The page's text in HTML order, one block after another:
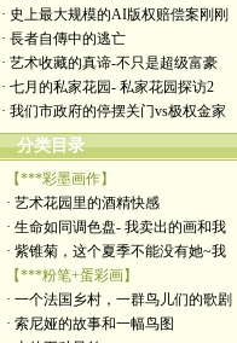
政治转载不一定代表本人意见
艺术博客：https://yimengl.blog
目录中标注星号的为本人艺术原创
· 史上最大规模的AI版权赔偿案刚刚
· 長者自傳中的逃亡
· 艺术收藏的真谛-不只是超级富豪
· 七月的私家花园- 私家花园探访2
· 我们市政府的停摆关门vs极权金家
分类目录
【***彩墨画作】
· 艺术花园里的酒精快感
· 生命如同调色盘- 我卖出的画和我
· 紫锥菊，这个夏季不能没有她~我
【***粉笔+蛋彩画】
· 一个法国乡村，一群鸟儿们的歌剧
· 索尼娅的故事和一幅鸟图